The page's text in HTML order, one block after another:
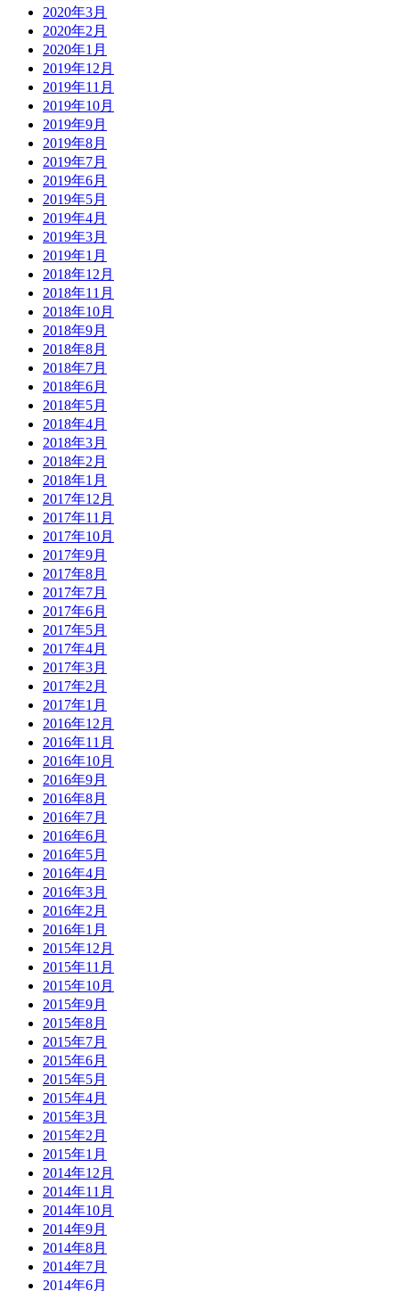
2020年3月
2020年2月
2020年1月
2019年12月
2019年11月
2019年10月
2019年9月
2019年8月
2019年7月
2019年6月
2019年5月
2019年4月
2019年3月
2019年1月
2018年12月
2018年11月
2018年10月
2018年9月
2018年8月
2018年7月
2018年6月
2018年5月
2018年4月
2018年3月
2018年2月
2018年1月
2017年12月
2017年11月
2017年10月
2017年9月
2017年8月
2017年7月
2017年6月
2017年5月
2017年4月
2017年3月
2017年2月
2017年1月
2016年12月
2016年11月
2016年10月
2016年9月
2016年8月
2016年7月
2016年6月
2016年5月
2016年4月
2016年3月
2016年2月
2016年1月
2015年12月
2015年11月
2015年10月
2015年9月
2015年8月
2015年7月
2015年6月
2015年5月
2015年4月
2015年3月
2015年2月
2015年1月
2014年12月
2014年11月
2014年10月
2014年9月
2014年8月
2014年7月
2014年6月